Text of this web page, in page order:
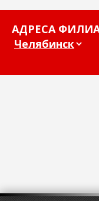
АДРЕСА